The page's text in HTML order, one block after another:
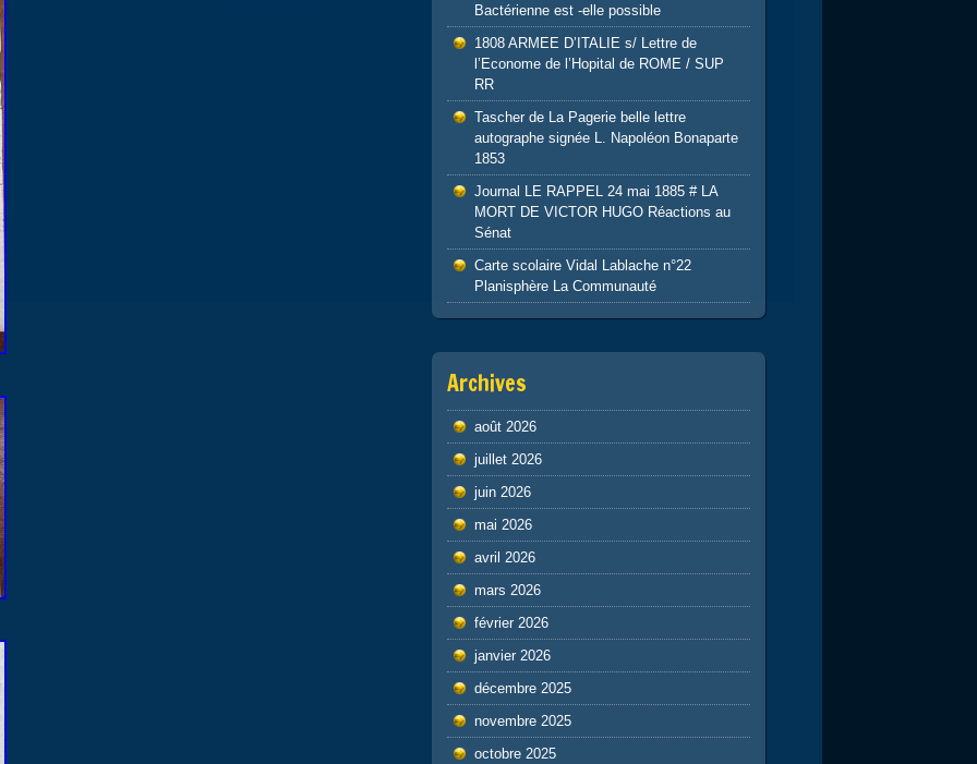
Bactérienne est -elle possible
1808 ARMEE D’ITALIE s/ Lettre de
l’Econome de l’Hopital de ROME / SUP
RR
Tascher de La Pagerie belle lettre
autographe signée L. Napoléon Bonaparte
1853
Journal LE RAPPEL 24 mai 1885 # LA
MORT DE VICTOR HUGO Réactions au
Sénat
Carte scolaire Vidal Lablache n°22
Planisphère La Communauté
Archives
août 2026
juillet 2026
juin 2026
mai 2026
avril 2026
mars 2026
février 2026
janvier 2026
décembre 2025
novembre 2025
octobre 2025